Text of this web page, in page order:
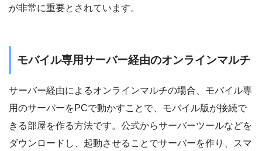
が非常に重要とされています。
モバイル専用サーバー経由のオンラインマルチ
サーバー経由によるオンラインマルチの場合、モバイル専
用のサーバーをPCで動かすことで、モバイル版が接続で
きる部屋を作る方法です。公式からサーバーツールなどを
ダウンロードし、起動させることでサーバーを作り、スマ